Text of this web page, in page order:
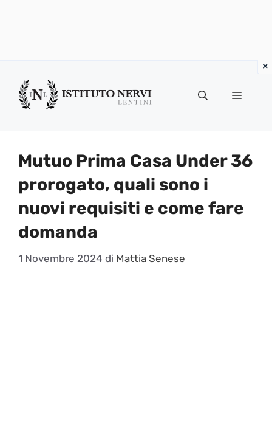
contenuto
Menu
Mutuo Prima Casa Under 36
prorogato, quali sono i
nuovi requisiti e come fare
domanda
1 Novembre 2024 di Mattia Senese